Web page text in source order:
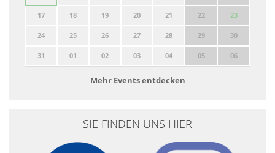
17 18 19 20 21 22 23
24 25 26 27 28 29 30
31 01 02 03 04 05 06
Mehr Events entdecken
SIE FINDEN UNS HIER